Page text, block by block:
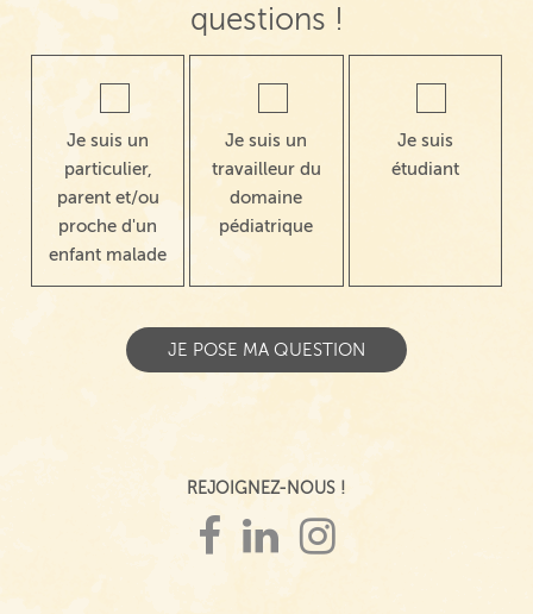
questions !
Je suis un
particulier,
parent et/ou
proche d'un
enfant malade
Je suis un
travailleur du
domaine
pédiatrique
Je suis
étudiant
REJOIGNEZ-NOUS !